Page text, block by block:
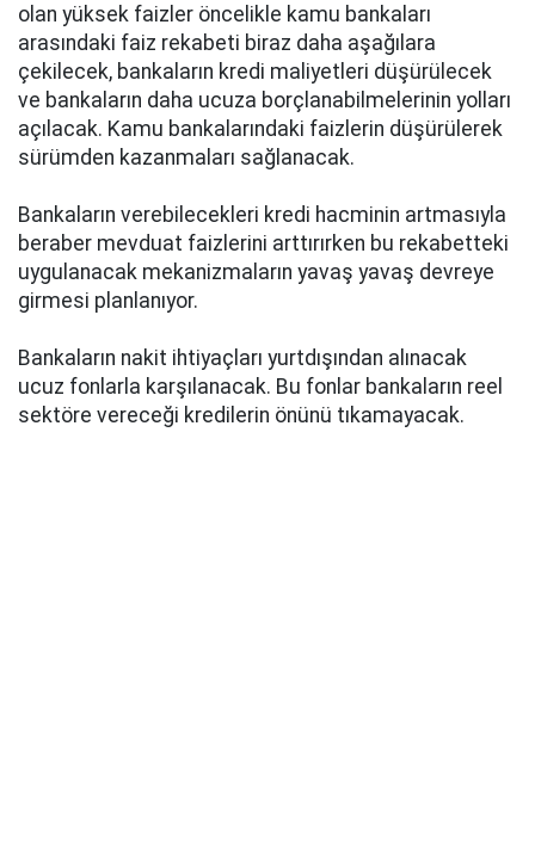
olan yüksek faizler öncelikle kamu bankaları
arasındaki faiz rekabeti biraz daha aşağılara
çekilecek, bankaların kredi maliyetleri düşürülecek
ve bankaların daha ucuza borçlanabilmelerinin yolları
açılacak. Kamu bankalarındaki faizlerin düşürülerek
sürümden kazanmaları sağlanacak.
Bankaların verebilecekleri kredi hacminin artmasıyla
beraber mevduat faizlerini arttırırken bu rekabetteki
uygulanacak mekanizmaların yavaş yavaş devreye
girmesi planlanıyor.
Bankaların nakit ihtiyaçları yurtdışından alınacak
ucuz fonlarla karşılanacak. Bu fonlar bankaların reel
sektöre vereceği kredilerin önünü tıkamayacak.